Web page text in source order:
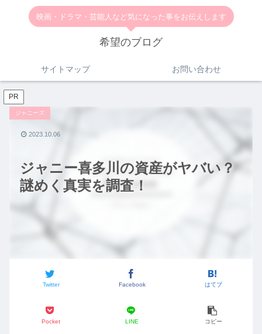
映画・ドラマ・芸能人など気になった事をお伝えします
希望のブログ
サイトマップ お問い合わせ
PR
ジャニー喜多川の資産がヤバい？
謎めく真実を調査！
ジャニーズ
Twitter Facebook はてブ
Pocket LINE コピー
2023.10.06